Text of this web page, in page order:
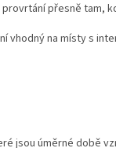
přesně tam,
na místy s
jsou úměrné době